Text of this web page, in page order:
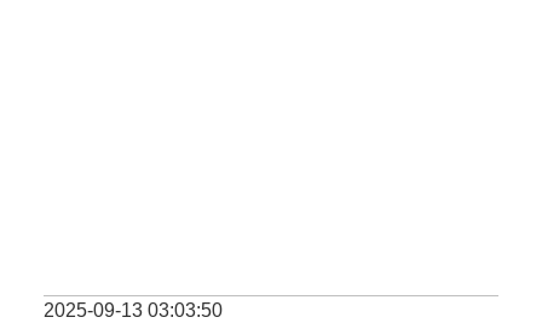
2025-09-13 03:03:50